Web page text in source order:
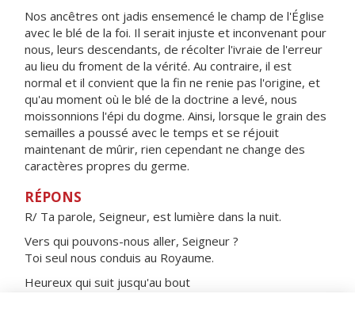
Nos ancêtres ont jadis ensemencé le champ de l'Église
avec le blé de la foi. Il serait injuste et inconvenant pour
nous, leurs descendants, de récolter l'ivraie de l'erreur
au lieu du froment de la vérité. Au contraire, il est
normal et il convient que la fin ne renie pas l'origine, et
qu'au moment où le blé de la doctrine a levé, nous
moissonnions l'épi du dogme. Ainsi, lorsque le grain des
semailles a poussé avec le temps et se réjouit
maintenant de mûrir, rien cependant ne change des
caractères propres du germe.
RÉPONS
R/ Ta parole, Seigneur, est lumière dans la nuit.
Vers qui pouvons-nous aller, Seigneur ?
Toi seul nous conduis au Royaume.
Heureux qui suit jusqu'au bout